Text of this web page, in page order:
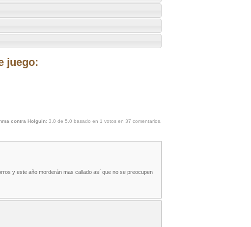
juego:
contra Holguin: 3.0 de 5.0 basado en 1 votos en 37 comentarios.
y este año morderán mas callado así que no se preocupen